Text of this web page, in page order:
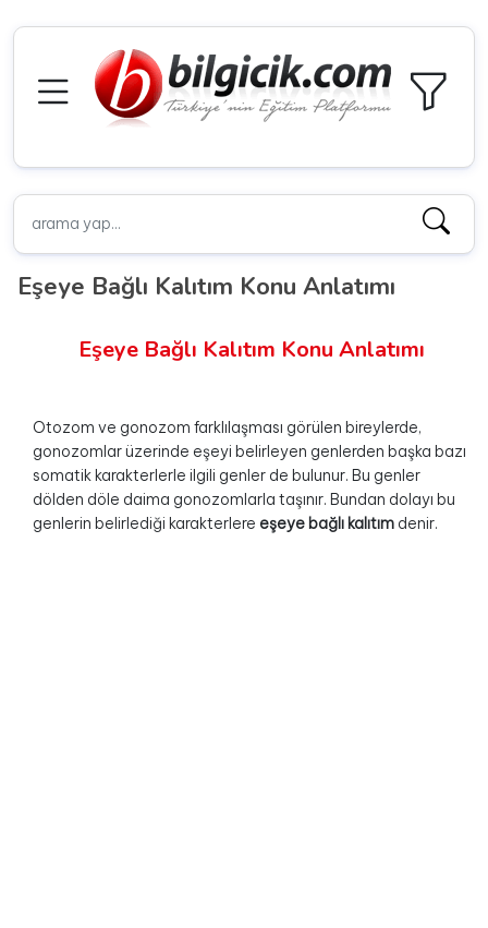
Eşeye Bağlı Kalıtım Konu Anlatımı
Eşeye Bağlı Kalıtım Konu Anlatımı
Otozom ve gonozom farklılaşması görülen bireylerde,
gonozomlar üzerinde eşeyi belirleyen genlerden başka bazı
somatik karakterlerle ilgili genler de bulunur. Bu genler
dölden döle daima gonozomlarla taşınır. Bundan dolayı bu
genlerin belirlediği karakterlere eşeye bağlı kalıtım denir.